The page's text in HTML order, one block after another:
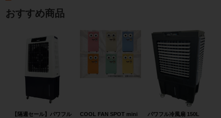
おすすめ商品
【隔週セール】パワフル
COOL FAN SPOT mini
パワフル冷風扇 150L